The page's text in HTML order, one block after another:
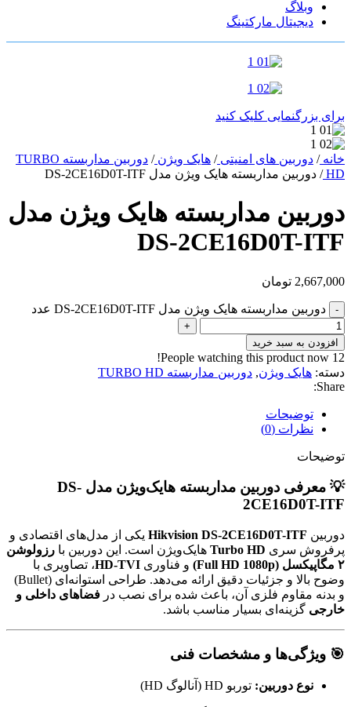
وبلاگ
دیجیتال مارکتینگ
برای بزرگنمایی کلیک کنید
خانه/ دوربین های امنیتی/ هایک ویژن/
دوربین مداربسته TURBO
HD
/ دوربین مداربسته هایک ویژن مدل DS-2CE16D0T-ITF
دوربین مداربسته هایک ویژن مدل
DS-2CE16D0T-ITF
2,667,000 تومان
- دوربین مداربسته هایک ویژن مدل DS-2CE16D0T-ITF عدد
+
افزودن به سبد خرید
12
People watching this product now!
دسته: هایک ویژن, دوربین مداربسته TURBO HD
Share:
توضیحات
نظرات (0)
توضیحات
💡 معرفی دوربین مداربسته هایک‌ویژن مدل DS-
2CE16D0T-ITF
دوربین Hikvision DS-2CE16D0T-ITF یکی از مدل‌های اقتصادی و
پرفروش سری Turbo HD هایک‌ویژن است. این دوربین با رزولوشن
۲ مگاپیکسل (Full HD 1080p)
و فناوری HD-TVI، تصاویری با
وضوح بالا و جزئیات دقیق ارائه می‌دهد. طراحی استوانه‌ای (Bullet)
و بدنه مقاوم فلزی آن، باعث شده برای نصب در فضاهای داخلی و
خارجی گزینه‌ای بسیار مناسب باشد.
🎯 ویژگی‌ها و مشخصات فنی
نوع دوربین: توربو HD (آنالوگ HD)